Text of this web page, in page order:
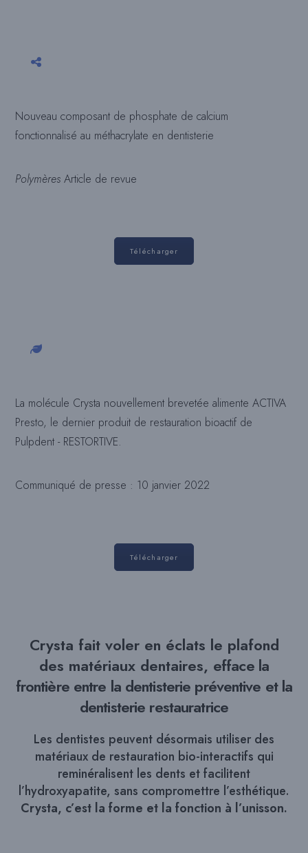
Nouveau composant de phosphate de calcium
fonctionnalisé au méthacrylate en dentisterie
Polymères Article de revue
Télécharger
La molécule Crysta nouvellement brevetée alimente ACTIVA
Presto, le dernier produit de restauration bioactif de
Pulpdent - RESTORTIVE.
Communiqué de presse : 10 janvier 2022
Télécharger
Crysta fait voler en éclats le plafond
des matériaux dentaires, efface la
frontière entre la dentisterie préventive et la
dentisterie restauratrice
Les dentistes peuvent désormais utiliser des
matériaux de restauration bio-interactifs qui
reminéralisent les dents et facilitent
l’hydroxyapatite, sans compromettre l’esthétique.
Crysta, c’est la forme et la fonction à l’unisson.